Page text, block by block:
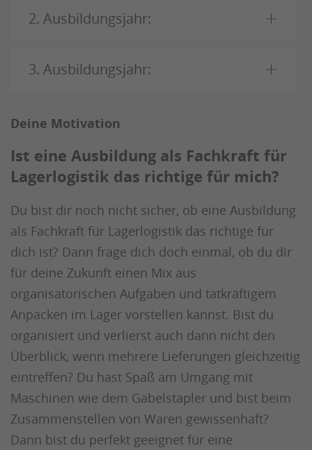
2. Ausbildungsjahr:
3. Ausbildungsjahr:
Deine Motivation
Ist eine Ausbildung als Fachkraft für
Lagerlogistik das richtige für mich?
Du bist dir noch nicht sicher, ob eine Ausbildung
als Fachkraft für Lagerlogistik das richtige für
dich ist? Dann frage dich doch einmal, ob du dir
für deine Zukunft einen Mix aus
organisatorischen Aufgaben und tatkräftigem
Anpacken im Lager vorstellen kannst. Bist du
organisiert und verlierst auch dann nicht den
Überblick, wenn mehrere Lieferungen gleichzeitig
eintreffen? Du hast Spaß am Umgang mit
Maschinen wie dem Gabelstapler und bist beim
Zusammenstellen von Waren gewissenhaft?
Dann bist du perfekt geeignet für eine